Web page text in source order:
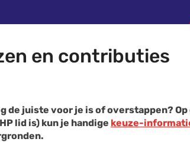
en contributies
de juiste voor je is of overstappen? Op
lid is) kun je handige keuze-